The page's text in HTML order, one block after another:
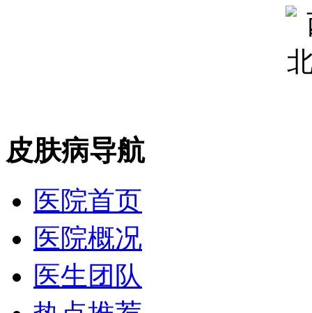
皮肤病导航
医院首页
医院概况
医生团队